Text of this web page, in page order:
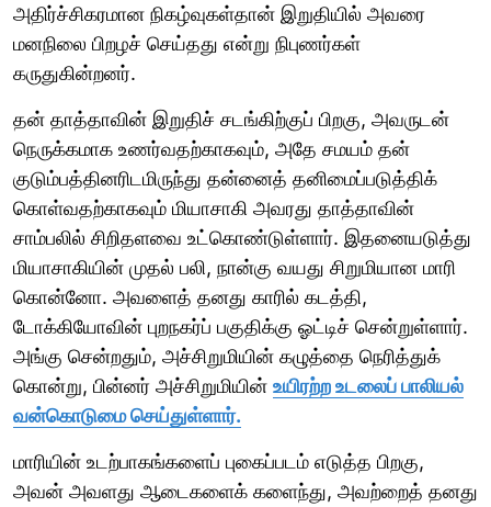
அதிர்ச்சிகரமான நிகழ்வுகள்தான் இறுதியில் அவரை
மனநிலை பிறழச் செய்தது என்று நிபுணர்கள்
கருதுகின்றனர்.
தன் தாத்தாவின் இறுதிச் சடங்கிற்குப் பிறகு, அவருடன்
நெருக்கமாக உணர்வதற்காகவும், அதே சமயம் தன்
குடும்பத்தினரிடமிருந்து தன்னைத் தனிமைப்படுத்திக்
கொள்வதற்காகவும் மியாசாகி அவரது தாத்தாவின்
சாம்பலில் சிறிதளவை உட்கொண்டுள்ளார். இதனையடுத்து
மியாசாகியின் முதல் பலி, நான்கு வயது சிறுமியான மாரி
கொன்னோ. அவளைத் தனது காரில் கடத்தி,
டோக்கியோவின் புறநகர்ப் பகுதிக்கு ஓட்டிச் சென்றுள்ளார்.
அங்கு சென்றதும், அச்சிறுமியின் கழுத்தை நெரித்துக்
கொன்று, பின்னர் அச்சிறுமியின் உயிரற்ற உடலைப் பாலியல்
வன்கொடுமை செய்துள்ளார்.
மாரியின் உடற்பாகங்களைப் புகைப்படம் எடுத்த பிறகு,
அவன் அவளது ஆடைகளைக் களைந்து, அவற்றைத் தனது